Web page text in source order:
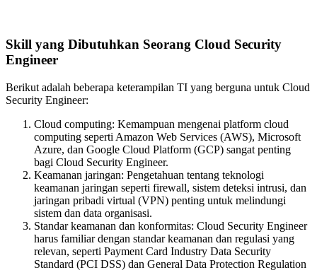
Skill yang Dibutuhkan Seorang Cloud Security
Engineer
Berikut adalah beberapa keterampilan TI yang berguna untuk Cloud
Security Engineer:
Cloud computing: Kemampuan mengenai platform cloud
computing seperti Amazon Web Services (AWS), Microsoft
Azure, dan Google Cloud Platform (GCP) sangat penting
bagi Cloud Security Engineer.
Keamanan jaringan: Pengetahuan tentang teknologi
keamanan jaringan seperti firewall, sistem deteksi intrusi, dan
jaringan pribadi virtual (VPN) penting untuk melindungi
sistem dan data organisasi.
Standar keamanan dan konformitas: Cloud Security Engineer
harus familiar dengan standar keamanan dan regulasi yang
relevan, seperti Payment Card Industry Data Security
Standard (PCI DSS) dan General Data Protection Regulation